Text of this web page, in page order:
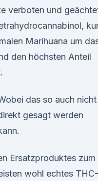
verboten und
Marihuana um
den höchsten Anteil
das so auch nicht
gesagt werden
Ersatzproduktes zum
wohl echtes